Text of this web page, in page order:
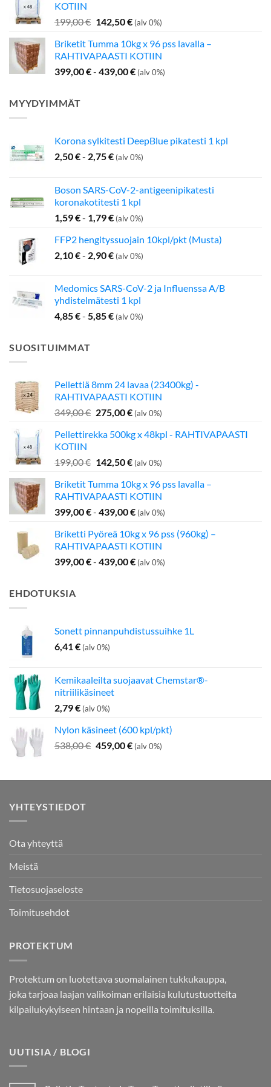
KOTIIN
199,00€ Alkuperäinen
oli:
199,00 €.
142,50€Nykyinen
on:
142,50 €.
(alv 0%)
Briketit Tumma 10kg x 96 pss lavalla –
RAHTIVAPAASTI KOTIIN
399,00€- 439,00€ (alv 0%)
MYYDYIMMÄT
Korona sylkitesti DeepBlue pikatesti 1 kpl
2,50€- 2,75€ (alv 0%)
Boson SARS-CoV-2-antigeenipikatesti
koronakotitesti 1 kpl
1,59€- 1,79€ (alv 0%)
FFP2 hengityssuojain 10kpl/pkt (Musta)
2,10€- 2,90€ (alv 0%)
Medomics SARS-CoV-2 ja Influenssa A/B
yhdistelmätesti 1 kpl
4,85€- 5,85€ (alv 0%)
SUOSITUIMMAT
Pellettiä 8mm 24 lavaa (23400kg) -
RAHTIVAPAASTI KOTIIN
349,00€ Alkuperäinen
oli:
275,00€Nykyinen
on:
(alv 0%)
Pellettirekka 500kg x 48kpl - RAHTIVAPAASTI
KOTIIN
199,00€ Alkuperäinen
oli:
199,00 €.
142,50€Nykyinen
on:
142,50 €.
(alv 0%)
Briketit Tumma 10kg x 96 pss lavalla –
RAHTIVAPAASTI KOTIIN
399,00€- 439,00€ (alv 0%)
Briketti Pyöreä 10kg x 96 pss (960kg) –
RAHTIVAPAASTI KOTIIN
399,00€- 439,00€ (alv 0%)
EHDOTUKSIA
Sonett pinnanpuhdistussuihke 1L
6,41 € (alv 0%)
Kemikaaleilta suojaavat Chemstar®-
nitriilikäsineet
2,79€ (alv 0%)
Nylon käsineet (600 kpl/pkt)
538,00€ Alkuperäinen
538,00 €.
459,00€Nykyinen
459,00 €.
(alv 0%)
YHTEYSTIEDOT
Ota yhteyttä
Meistä
Tietosuojaseloste
Toimitusehdot
PROTEKTUM
Protektum on luotettava suomalainen tukkukauppa,
joka tarjoaa laajan valikoiman erilaisia kulutustuotteita
kilpailukykyiseen hintaan ja nopeilla toimituksilla.
UUTISIA / BLOGI